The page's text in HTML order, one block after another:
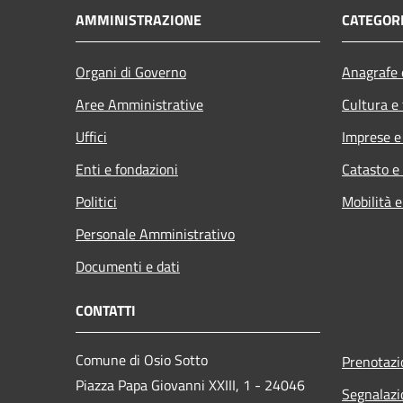
AMMINISTRAZIONE
Organi di Governo
Aree Amministrative
Uffici
Enti e fondazioni
Politici
Personale Amministrativo
Documenti e dati
Cultura
Imprese
Catasto
Mobilità
CONTATTI
Comune di Osio Sotto
Piazza Papa Giovanni XXIII, 1 - 24046